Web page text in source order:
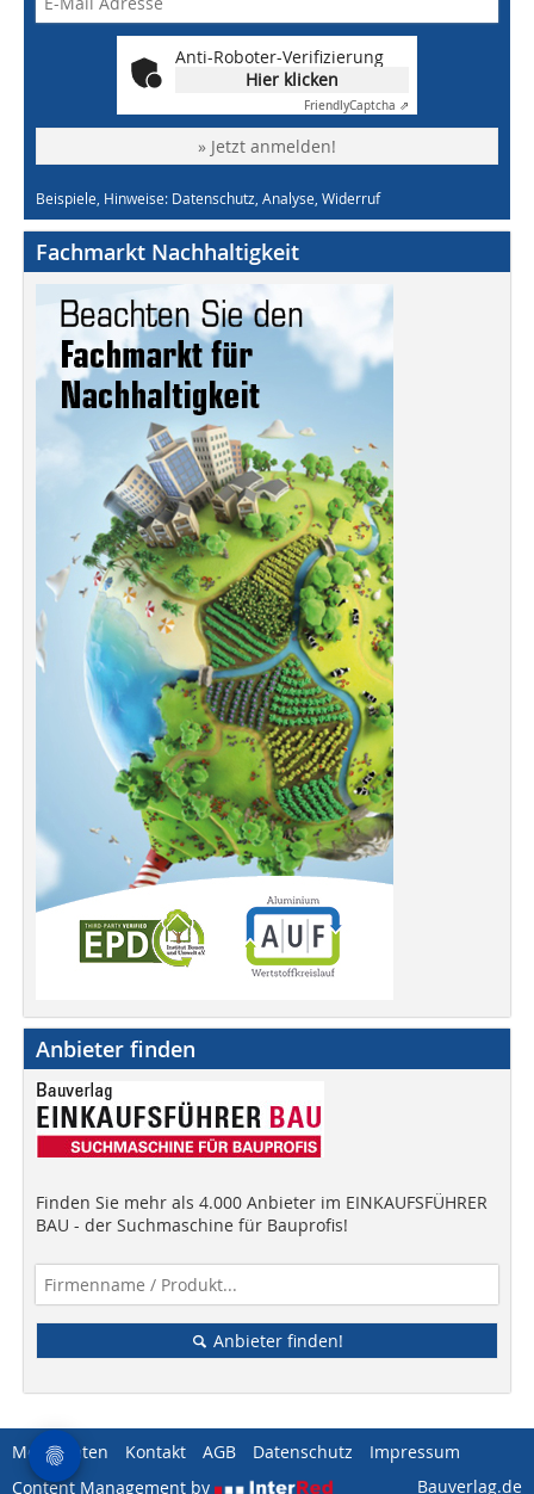
Anti-Roboter-Verifizierung
Hier klicken
FriendlyCaptcha ⇗
» Jetzt anmelden!
Beispiele, Hinweise: Datenschutz, Analyse, Widerruf
Fachmarkt Nachhaltigkeit
Anbieter finden
Finden Sie mehr als 4.000 Anbieter im EINKAUFSFÜHRER
BAU - der Suchmaschine für Bauprofis!
Anbieter finden!
Mediadaten Kontakt AGB Datenschutz
Impressum
Content Management by
Bauverlag.de